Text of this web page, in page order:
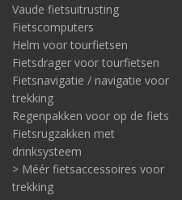
Vaude fietsuitrusting
Fietscomputers
Helm voor tourfietsen
Fietsdrager voor tourfietsen
Fietsnavigatie / navigatie voor
trekking
Regenpakken voor op de fiets
Fietsrugzakken met
drinksysteem
> Méér fietsaccessoires voor
trekking